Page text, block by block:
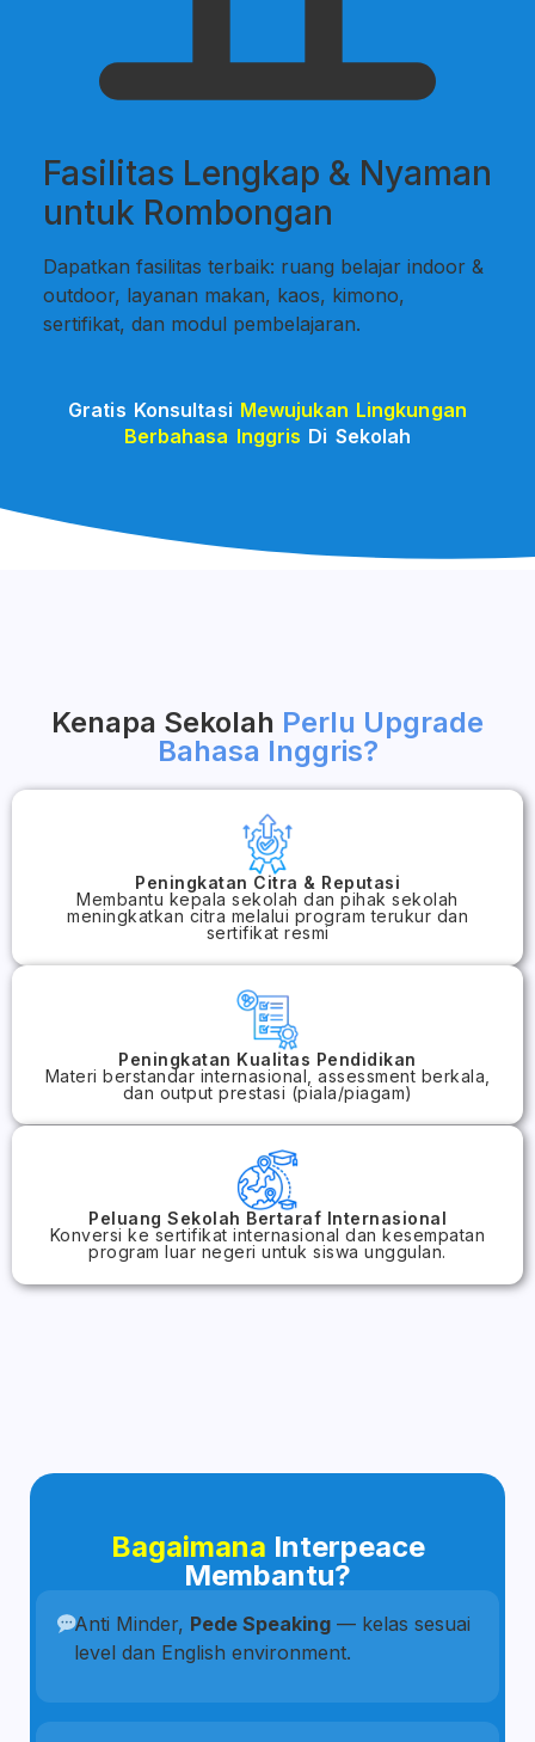
Fasilitas Lengkap & Nyaman
untuk Rombongan
Dapatkan fasilitas terbaik: ruang belajar indoor &
outdoor, layanan makan, kaos, kimono,
sertifikat, dan modul pembelajaran.
Gratis Konsultasi Mewujukan Lingkungan
Berbahasa Inggris Di Sekolah
Kenapa Sekolah Perlu Upgrade
Bahasa Inggris?
Peningkatan Citra & Reputasi
Membantu kepala sekolah dan pihak sekolah
meningkatkan citra melalui program terukur dan
sertifikat resmi
Peningkatan Kualitas Pendidikan
Materi berstandar internasional, assessment berkala,
dan output prestasi (piala/piagam)
Peluang Sekolah Bertaraf Internasional
Konversi ke sertifikat internasional dan kesempatan
program luar negeri untuk siswa unggulan.
Bagaimana Interpeace
Membantu?
Anti Minder, Pede Speaking — kelas sesuai
level dan English environment.